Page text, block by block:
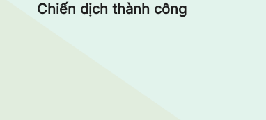
Chiến dịch thành công